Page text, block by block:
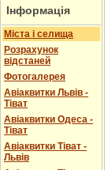
Інформація
Міста і селища
Розрахунок
відстаней
Фотогалерея
Авіаквитки Львів -
Тіват
Авіаквитки Одеса -
Тіват
Авіаквитки Тіват -
Львів